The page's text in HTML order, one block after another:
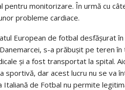
monitorizare. În urmă cu
probleme cardiace.
European de fotbal desfășurat
s-a prăbușit pe teren
și a fost transportat la spital.
sportivă, dar acest lucru nu se va
Italiană de Fotbal nu permite